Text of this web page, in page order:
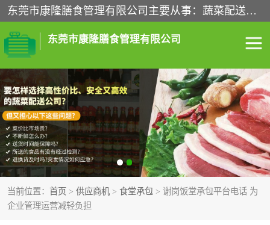
东莞市康隆膳食管理有限公司主要从事：蔬菜配送、食堂承包、企业工厂食堂承包、机关单位食堂承包、调味品配送、粮油配送、干货配送、副食配送、水果配送、海鲜配送等业务，东莞蔬菜配送电话，咨询在线客服。
东莞市康隆膳食管理有限公司
当前位置： 首页 > 供应商机 > 食堂承包 > 谢岗饭堂承包平台电话 为
企业管理运营减轻负担
食堂承包 蔬菜配送
粮油配送 鲜肉配送
海鲜配送 食材配送
调料配送 企业工厂食堂承包